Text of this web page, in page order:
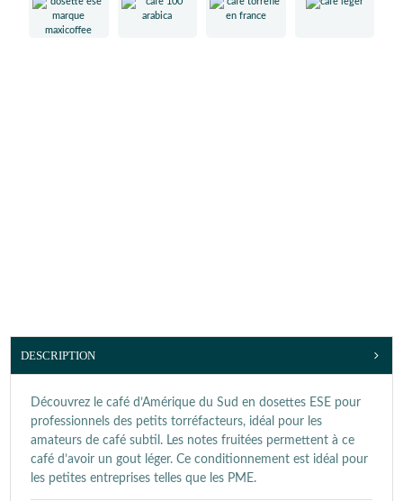
DESCRIPTION
Découvrez le café d’Amérique du Sud en dosettes ESE pour
professionnels des petits torréfacteurs, idéal pour les
amateurs de café subtil. Les notes fruitées permettent à ce
café d’avoir un gout léger. Ce conditionnement est idéal pour
les petites entreprises telles que les PME.